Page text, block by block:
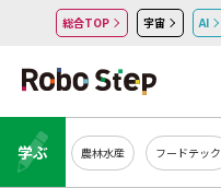
総合TOP 宇宙 AI
学ぶ 農林水産 フードテック